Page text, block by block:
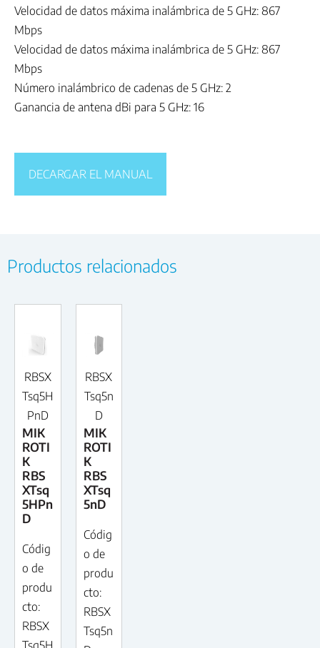
Velocidad de datos máxima inalámbrica de 5 GHz: 867
Mbps
Velocidad de datos máxima inalámbrica de 5 GHz: 867
Mbps
Número inalámbrico de cadenas de 5 GHz: 2
Ganancia de antena dBi para 5 GHz: 16
DECARGAR EL MANUAL
Productos relacionados
RBSX
Tsq5H
PnD
MIK
ROTI
K
RBS
XTsq
5HPn
D
Códig
o de
produ
cto:
RBSX
Tsq5H
RBSX
Tsq5n
D
MIK
ROTI
K
RBS
XTsq
5nD
Códig
o de
produ
cto:
RBSX
Tsq5n